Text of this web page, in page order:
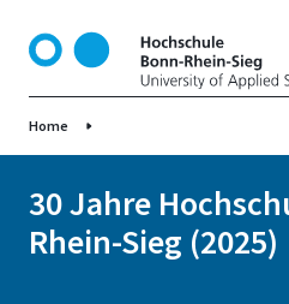
t
Home
30 Jahre
Rhein-Sieg (2025)